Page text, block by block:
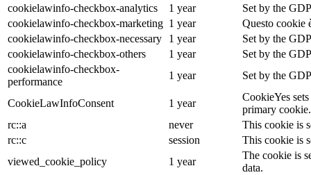
cookielawinfo-checkbox-analytics
1 year
Set by the
cookielawinfo-checkbox-marketing 1 year
Questo cookie
cookielawinfo-checkbox-necessary
1 year
Set by the
cookielawinfo-checkbox-others
1 year
Set by the
cookielawinfo-checkbox-
performance
1 year Set by the
CookieLawInfoConsent 1 year
CookieYes
primary cookie.
rc::a
never
This cookie is
rc::c
session
This cookie is
viewed_cookie_policy
1 year
The cookie is
data.